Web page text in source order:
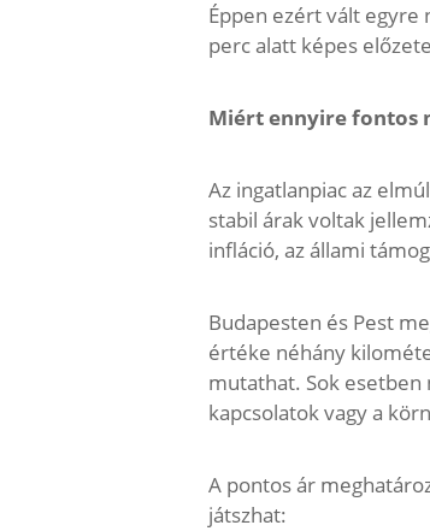
Éppen ezért vált egyre
perc alatt képes
Miért ennyire fontos
Az ingatlanpiac az
stabil árak voltak
infláció, az állami
Budapesten és Pest
értéke néhány
mutathat. Sok esetben
kapcsolatok vagy a
A pontos ár
játszhat: